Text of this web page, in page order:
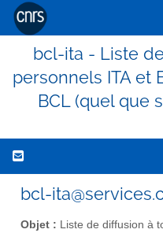
bcl-ita - Liste
personnels ITA et
BCL (quel que
bcl-
Objet : Liste de diffusion à